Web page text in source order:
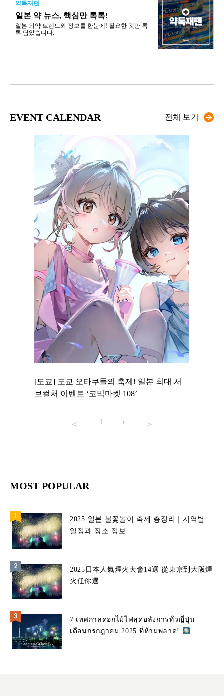
약톡재팬
일본 약 뉴스, 핵심만 톡톡!
일본 의약 트렌드와 정보를 한눈에! 필요한 것만 톡
톡 담았습니다.
EVENT CALENDAR 전체 보기
[도쿄] 도쿄 오타쿠들의 축제! 일본 최대 서
브컬처 이벤트 ‘코믹마켓 108’
1 | 5
MOST POPULAR
2025 일본 불꽃놀이 축제 총정리｜지역별
일정과 장소 정보
2025日本人氣煙火大會14選 從東京到大阪煙
火任你選
7 เทศกาลดอกไม้ไฟสุดอลังการทั่วญี่ปุ่น
เดือนกรกฎาคม 2025 ที่ห้ามพลาด!